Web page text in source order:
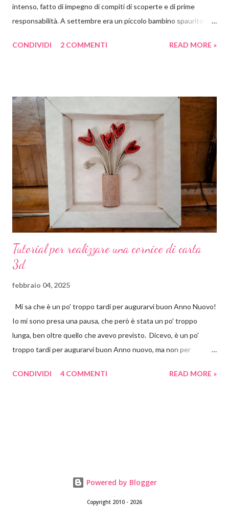
intenso, fatto di impegno di compiti di scoperte e di prime
responsabilità. A settembre era un piccolo bambino spaurito con
scrivere. Oggi è un bel ragazzino molto più sicuro, che ha
con una colorata ghirlanda di carta crespa. Per ammortizzare la
spesa di dover comprare 19 coccarde uguali e perché, diciamolo
pure, a me piace impelagarmi in queste cose, le coccarde le ho
realizzate io. Come? Ora ve lo spiego. Materiali occorrenti: carta
crespa colorata basi piccole per spille cartone pressato colla a
caldo 19 tondini di carta con su stampato il n. 1 Io ho comprato la
carta crespa già...
CONDIVIDI 2 COMMENTI READ MORE »
Tutorial per realizzare una cornice di carta
3d
febbraio 04, 2025
Mi sa che è un po' troppo tardi per augurarvi buon Anno Nuovo!
Io mi sono presa una pausa, che però è stata un po' troppo
lunga, ben oltre quello che avevo previsto. Dicevo, è un po'
troppo tardi per augurarvi buon Anno nuovo, ma non per
diciamocelo, qualsiasi avvenimento, qualsiasi data, è un pretesto
sarò mai capace di fare, ma che mi piace un sacco guardare. Poi
semplice, un cuore 3d oppure un vaso con i fiori. Ho cominciato a
CONDIVIDI 4 COMMENTI READ MORE »
Powered by Blogger
Copyright 2010 - 2026